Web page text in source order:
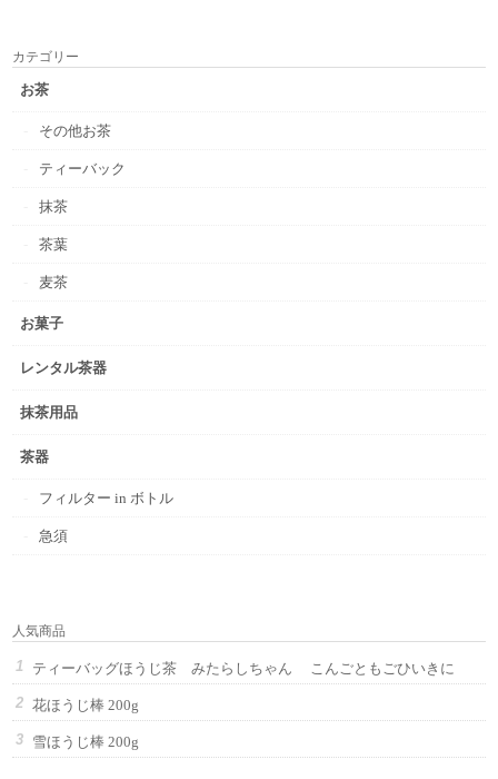
カテゴリー
お茶
その他お茶
ティーバック
抹茶
茶葉
麦茶
お菓子
レンタル茶器
抹茶用品
茶器
フィルター in ボトル
急須
人気商品
ティーバッグほうじ茶 みたらしちゃん こんごともごひいきに
花ほうじ棒 200g
雪ほうじ棒 200g